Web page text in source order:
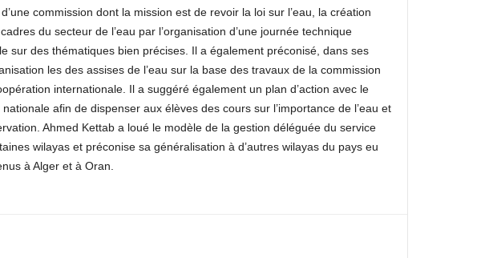
commission dont la mission est de revoir la loi sur l’eau, la création
du secteur de l’eau par l’organisation d’une journée technique
sur des thématiques bien précises. Il a également préconisé, dans ses
les des assises de l’eau sur la base des travaux de la commission
internationale. Il a suggéré également un plan d’action avec le
nationale afin de dispenser aux élèves des cours sur l’importance de l’eau et
Ahmed Kettab a loué le modèle de la gestion déléguée du service
wilayas et préconise sa généralisation à d’autres wilayas du pays eu
à Alger et à Oran.